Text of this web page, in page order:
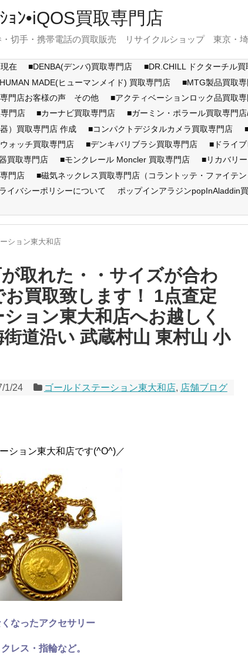
ｮﾝ•iQOS買取専門店
切手・携帯電話の買取販売 リサイクルショップ 東京・
在 ■DENBA(デンバ)買取専門店
■DR.CHILL ドクターチル買
MADE(ヒューマンメイド) 買取専門店 ■MTG製品買取
門店お客様の声 その他
■アクティベーションロック品買取
門店
■カーナビ買取専門店 ■ガーミン・ポラール買取専門
）買取専門店 作成 ■コンパクトデジタルカメラ買取専門店
ォッチ買取専門店 ■デンキバリブラシ買取専門店 ■ドライ
買取専門店 ■モンクレール Moncler 買取専門店 ■リカバリ
門店 ■磁気ネックレス買取専門店（コラントッテ・ファイテン
イバシーポリシーについて ポップインアラジンpopInAladdin
ション東大和店
取れた・・サイズが合わ
買取致します！ 1点査定
ョン東大和店へお越しく
道沿い 武蔵村山 東村山 小
1/24 ゴールドステーション東大和店, 店舗ブログ
ション東大和店です(^O^)／
なったアクセサリー
レス・指輪など。